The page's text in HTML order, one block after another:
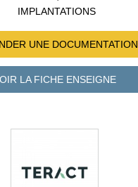
IMPLANTATIONS
UNE DOCUMENTATION
LA FICHEENSEIGNE